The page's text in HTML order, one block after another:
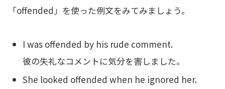
「offended」を使った例文をみてみましょう。
I was offended by his rude comment.
彼の失礼なコメントに気分を害しました。
She looked offended when he ignored her.